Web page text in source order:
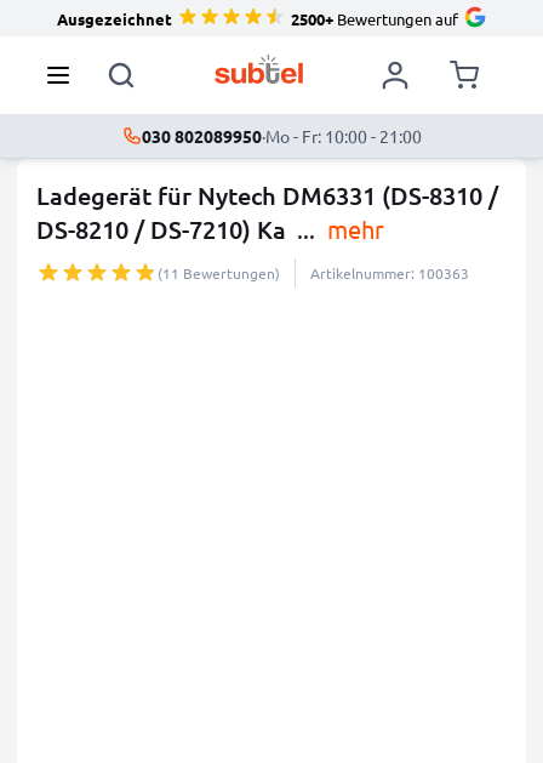
Ausgezeichnet 2500+Bewertungen auf
030 802089950·Mo - Fr: 10:00 - 21:00
Ladegerät für Nytech DM6331 (DS-8310 /
DS-8210 / DS-7210) Ka ... mehr
(11 Bewertungen) Artikelnummer: 100363